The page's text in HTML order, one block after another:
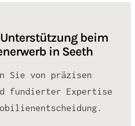
beim
in Seeth
Sie von präzisen
fundierter Expertise